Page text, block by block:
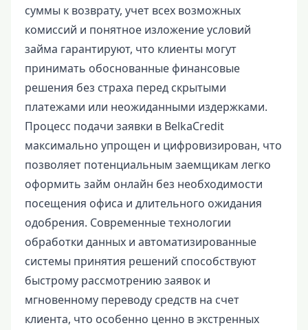
суммы к возврату, учет всех возможных
комиссий и понятное изложение условий
займа гарантируют, что клиенты могут
принимать обоснованные финансовые
решения без страха перед скрытыми
платежами или неожиданными издержками.
Процесс подачи заявки в BelkaCredit
максимально упрощен и цифровизирован, что
позволяет потенциальным заемщикам легко
оформить займ онлайн без необходимости
посещения офиса и длительного ожидания
одобрения. Современные технологии
обработки данных и автоматизированные
системы принятия решений способствуют
быстрому рассмотрению заявок и
мгновенному переводу средств на счет
клиента, что особенно ценно в экстренных